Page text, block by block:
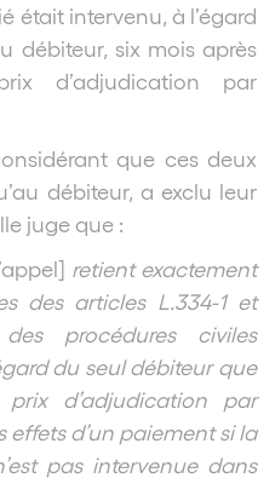
était intervenu, à l’égard
débiteur, six mois après
d’adjudication par
que ces deux
débiteur, a exclu leur
juge que :
retient exactement
des articles L.334-1 et
procédures civiles
du seul débiteur que
d’adjudication par
effets d’un paiement si la
pas intervenue dans